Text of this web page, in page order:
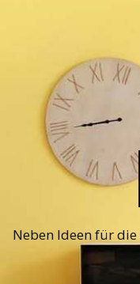
Neben Ideen für